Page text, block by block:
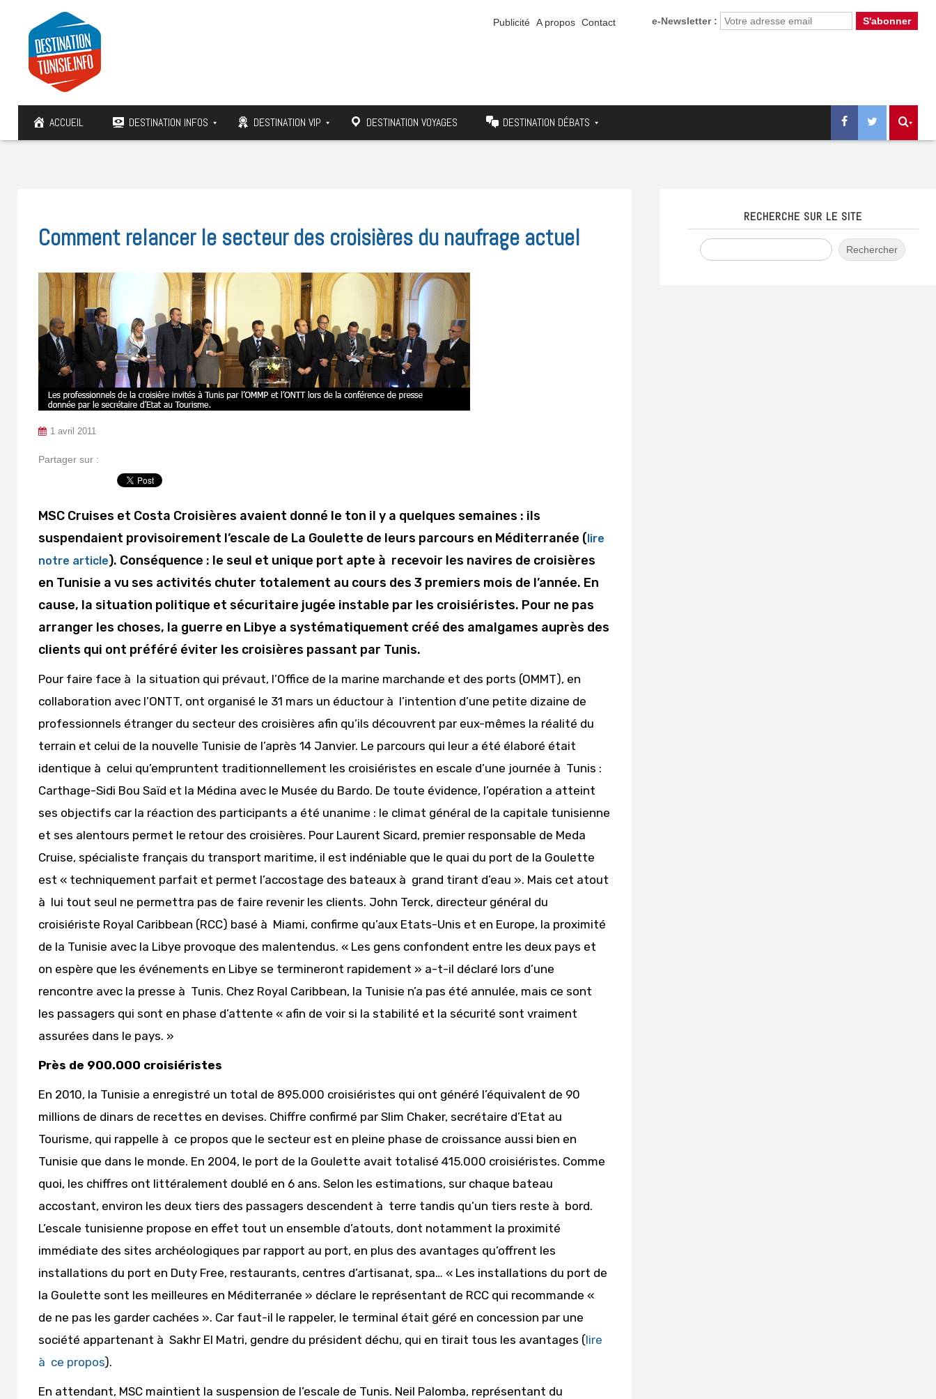
e-Newsletter :
Publicité A propos Contact
ACCUEIL DESTINATION INFOS DESTINATION VIP DESTINATION VOYAGES DESTINATION DÉBATS
Comment relancer le secteur des croisières du naufrage actuel
1 avril 2011
Partager sur :
MSC Cruises et Costa Croisières avaient donné le ton il y a quelques semaines : ils
suspendaient provisoirement l’escale de La Goulette de leurs parcours en Méditerranée (lire
notre article). Conséquence : le seul et unique port apte à recevoir les navires de croisières
en Tunisie a vu ses activités chuter totalement au cours des 3 premiers mois de l’année. En
cause, la situation politique et sécuritaire jugée instable par les croisiéristes. Pour ne pas
arranger les choses, la guerre en Libye a systématiquement créé des amalgames auprès des
clients qui ont préféré éviter les croisières passant par Tunis.
Pour faire face à la situation qui prévaut, l’Office de la marine marchande et des ports (OMMT), en
collaboration avec l’ONTT, ont organisé le 31 mars un éductour à l’intention d’une petite dizaine de
professionnels étranger du secteur des croisières afin qu’ils découvrent par eux-mêmes la réalité du
terrain et celui de la nouvelle Tunisie de l’après 14 Janvier. Le parcours qui leur a été élaboré était
identique à celui qu’empruntent traditionnellement les croisiéristes en escale d’une journée à Tunis :
Carthage-Sidi Bou Saïd et la Médina avec le Musée du Bardo. De toute évidence, l’opération a atteint
ses objectifs car la réaction des participants a été unanime : le climat général de la capitale tunisienne
et ses alentours permet le retour des croisières. Pour Laurent Sicard, premier responsable de Meda
Cruise, spécialiste français du transport maritime, il est indéniable que le quai du port de la Goulette
est « techniquement parfait et permet l’accostage des bateaux à grand tirant d’eau ». Mais cet atout
à lui tout seul ne permettra pas de faire revenir les clients. John Terck, directeur général du
croisiériste Royal Caribbean (RCC) basé à Miami, confirme qu’aux Etats-Unis et en Europe, la proximité
de la Tunisie avec la Libye provoque des malentendus. « Les gens confondent entre les deux pays et
on espère que les événements en Libye se termineront rapidement » a-t-il déclaré lors d’une
rencontre avec la presse à Tunis. Chez Royal Caribbean, la Tunisie n’a pas été annulée, mais ce sont
les passagers qui sont en phase d’attente « afin de voir si la stabilité et la sécurité sont vraiment
assurées dans le pays. »
Près de 900.000 croisiéristes
En 2010, la Tunisie a enregistré un total de 895.000 croisiéristes qui ont généré l’équivalent de 90
millions de dinars de recettes en devises. Chiffre confirmé par Slim Chaker, secrétaire d’Etat au
Tourisme, qui rappelle à ce propos que le secteur est en pleine phase de croissance aussi bien en
Tunisie que dans le monde. En 2004, le port de la Goulette avait totalisé 415.000 croisiéristes. Comme
quoi, les chiffres ont littéralement doublé en 6 ans. Selon les estimations, sur chaque bateau
accostant, environ les deux tiers des passagers descendent à terre tandis qu’un tiers reste à bord.
L’escale tunisienne propose en effet tout un ensemble d’atouts, dont notamment la proximité
immédiate des sites archéologiques par rapport au port, en plus des avantages qu’offrent les
installations du port en Duty Free, restaurants, centres d’artisanat, spa… « Les installations du port de
la Goulette sont les meilleures en Méditerranée » déclare le représentant de RCC qui recommande «
de ne pas les garder cachées ». Car faut-il le rappeler, le terminal était géré en concession par une
société appartenant à Sakhr El Matri, gendre du président déchu, qui en tirait tous les avantages (lire
à ce propos).
En attendant, MSC maintient la suspension de l’escale de Tunis. Neil Palomba, représentant du
RECHERCHE SUR LE SITE